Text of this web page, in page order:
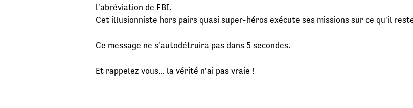
l'abréviation de FBI.
Cet illusionniste hors pairs quasi super-héros exécute ses missions sur ce qu'il
Ce message ne s'autodétruira pas dans 5 secondes.
Et rappelez vous... la vérité n'ai pas vraie !